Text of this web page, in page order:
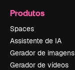
Produtos
Spaces
Assistente de IA
Gerador de imagens
Gerador de vídeos